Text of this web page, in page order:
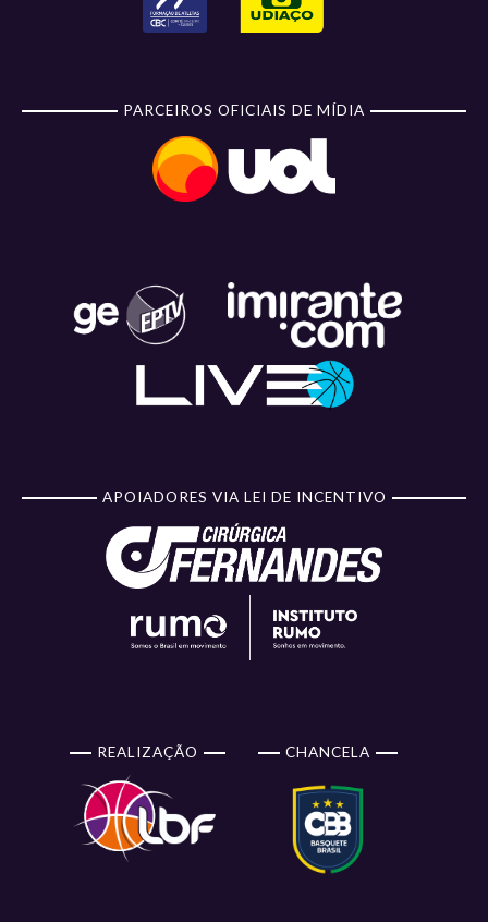
PARCEIROS OFICIAIS DE MÍDIA
APOIADORES VIA LEI DE INCENTIVO
REALIZAÇÃO CHANCELA